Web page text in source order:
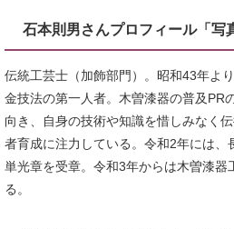
石本則男さんプロフィール「写
伝統工芸士（加飾部門）。昭和43年よ
金技法の第一人者。木曽漆器の普及PR
向き、自身の技術や知識を惜しみなく
者育成に注力している。令和2年には、
単光章を受章。令和3年からは木曽漆器
る。